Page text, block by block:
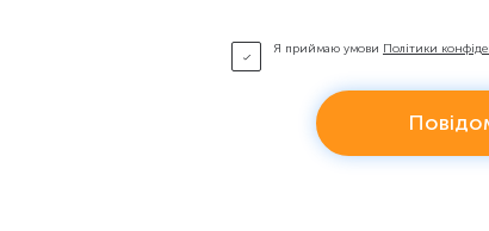
Я приймаю умови Політики